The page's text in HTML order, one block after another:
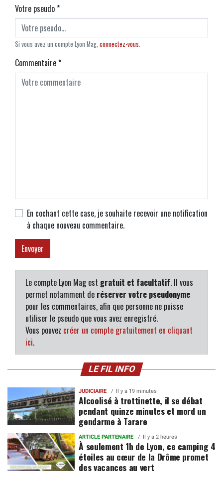
Votre pseudo*
Si vous avez un compte Lyon Mag, connectez-vous.
Commentaire*
En cochant cette case, je souhaite recevoir une notification
à chaque nouveau commentaire.
Le compte Lyon Mag est gratuit et facultatif. Il vous
permet notamment de réserver votre pseudonyme
pour les commentaires, afin que personne ne puisse
utiliser le pseudo que vous avez enregistré.
Vous pouvez créer un compte gratuitement en cliquant
ici.
LE FIL INFO
JUDICIAIRE Il y a 19 minutes
Alcoolisé à trottinette, il se débat
pendant quinze minutes et mord un
gendarme à Tarare
ARTICLE PARTENAIRE Il y a 2 heures
À seulement 1h de Lyon, ce camping 4
étoiles au cœur de la Drôme promet
des vacances au vert